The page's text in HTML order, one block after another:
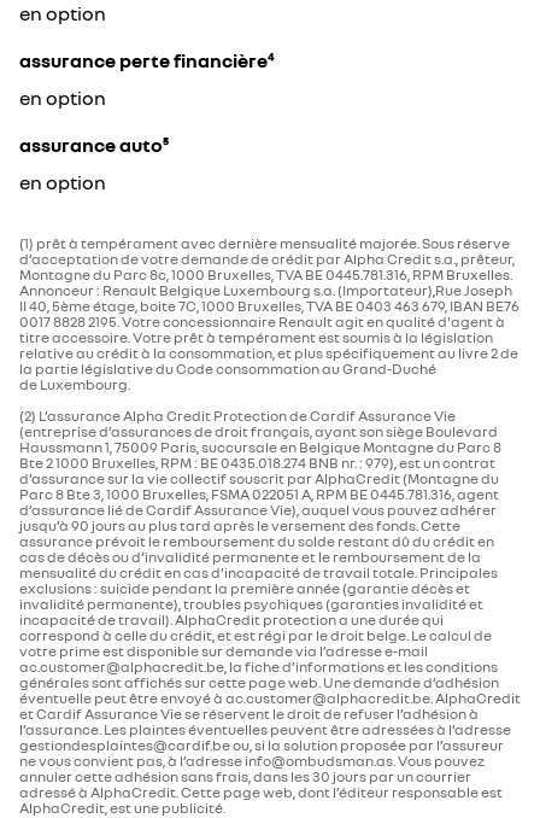
en option
assurance perte financière⁴
en option
assurance auto⁵
en option
(1) prêt à tempérament avec dernière mensualité majorée. Sous réserve
d’acceptation de votre demande de crédit par Alpha Credit s.a., prêteur,
Montagne du Parc 8c, 1000 Bruxelles, TVA BE 0445.781.316, RPM Bruxelles.
Annonceur : Renault Belgique Luxembourg s.a. (Importateur),Rue Joseph
II 40, 5ème étage, boite 7C, 1000 Bruxelles, TVA BE 0403 463 679, IBAN BE76
0017 8828 2195. Votre concessionnaire Renault agit en qualité d'agent à
titre accessoire. Votre prêt à tempérament est soumis à la législation
relative au crédit à la consommation, et plus spécifiquement au livre 2 de
la partie législative du Code consommation au Grand-Duché
de Luxembourg.
(2) L’assurance Alpha Credit Protection de Cardif Assurance Vie
(entreprise d’assurances de droit français, ayant son siège Boulevard
Haussmann 1, 75009 Paris, succursale en Belgique Montagne du Parc 8
Bte 2 1000 Bruxelles, RPM : BE 0435.018.274 BNB nr. : 979), est un contrat
d’assurance sur la vie collectif souscrit par AlphaCredit (Montagne du
Parc 8 Bte 3, 1000 Bruxelles, FSMA 022051 A, RPM BE 0445.781.316, agent
d’assurance lié de Cardif Assurance Vie), auquel vous pouvez adhérer
jusqu’à 90 jours au plus tard après le versement des fonds. Cette
assurance prévoit le remboursement du solde restant dû du crédit en
cas de décès ou d’invalidité permanente et le remboursement de la
mensualité du crédit en cas d’incapacité de travail totale. Principales
exclusions : suicide pendant la première année (garantie décès et
invalidité permanente), troubles psychiques (garanties invalidité et
incapacité de travail). AlphaCredit protection a une durée qui
correspond à celle du crédit, et est régi par le droit belge. Le calcul de
votre prime est disponible sur demande via l’adresse e-mail
ac.customer@alphacredit.be, la fiche d’informations et les conditions
générales sont affichés sur cette page web. Une demande d’adhésion
éventuelle peut être envoyé à ac.customer@alphacredit.be. AlphaCredit
et Cardif Assurance Vie se réservent le droit de refuser l’adhésion à
l’assurance. Les plaintes éventuelles peuvent être adressées à l’adresse
gestiondesplaintes@cardif.be ou, si la solution proposée par l’assureur
ne vous convient pas, à l’adresse info@ombudsman.as. Vous pouvez
annuler cette adhésion sans frais, dans les 30 jours par un courrier
adressé à AlphaCredit. Cette page web, dont l’éditeur responsable est
AlphaCredit, est une publicité.